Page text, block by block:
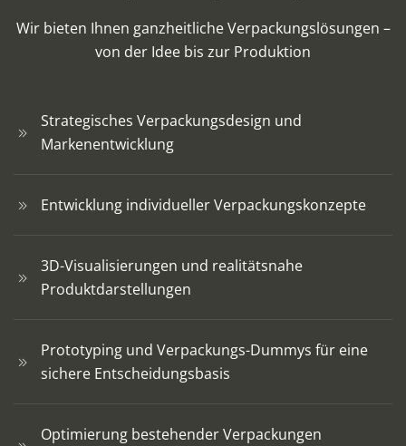
Wir bieten Ihnen ganzheitliche Verpackungslösungen –
von der Idee bis zur Produktion
Strategisches Verpackungsdesign und
Markenentwicklung
Entwicklung individueller Verpackungskonzepte
3D-Visualisierungen und realitätsnahe
Produktdarstellungen
Prototyping und Verpackungs-Dummys für eine
sichere Entscheidungsbasis
Optimierung bestehender Verpackungen